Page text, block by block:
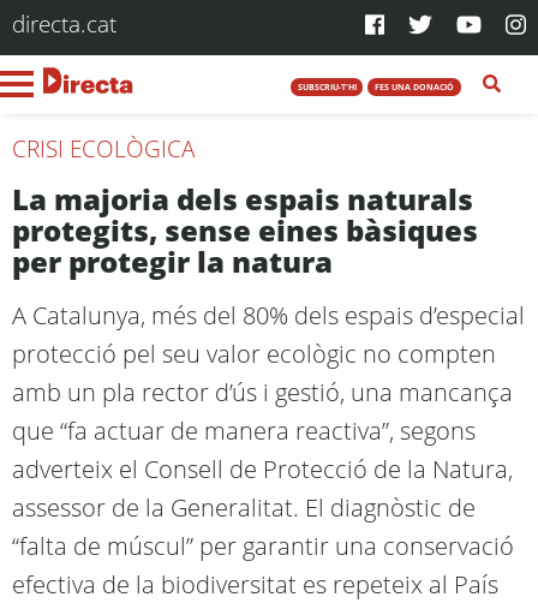
directa.cat
SUBSCRIU-T'HI FES UNA DONACIÓ
CRISI ECOLÒGICA
La majoria dels espais naturals
protegits, sense eines bàsiques
per protegir la natura
A Catalunya, més del 80% dels espais d’especial
protecció pel seu valor ecològic no compten
amb un pla rector d’ús i gestió, una mancança
que “fa actuar de manera reactiva”, segons
adverteix el Consell de Protecció de la Natura,
assessor de la Generalitat. El diagnòstic de
“falta de múscul” per garantir una conservació
efectiva de la biodiversitat es repeteix al País